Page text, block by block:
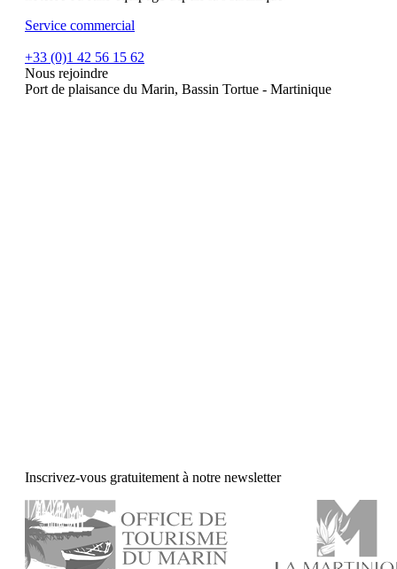
Service commercial
+33 (0)1 42 56 15 62
Nous rejoindre
Port de plaisance du Marin, Bassin Tortue - Martinique
Inscrivez-vous gratuitement à notre newsletter